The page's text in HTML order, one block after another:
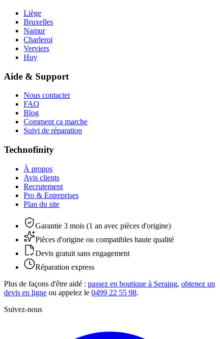
Liège
Bruxelles
Namur
Charleroi
Verviers
Huy
Aide & Support
Nous contacter
FAQ
Blog
Comment ça marche
Suivi de réparation
Technofinity
À propos
Avis clients
Recrutement
Pro & Entreprises
Plan du site
Garantie 3 mois (1 an avec pièces d'origine)
Pièces d'origine ou compatibles haute qualité
Devis gratuit sans engagement
Réparation express
Plus de façons d'être aidé : passez en boutique à Seraing, obtenez un
devis en ligne ou appelez le 0499 22 55 98.
Suivez-nous